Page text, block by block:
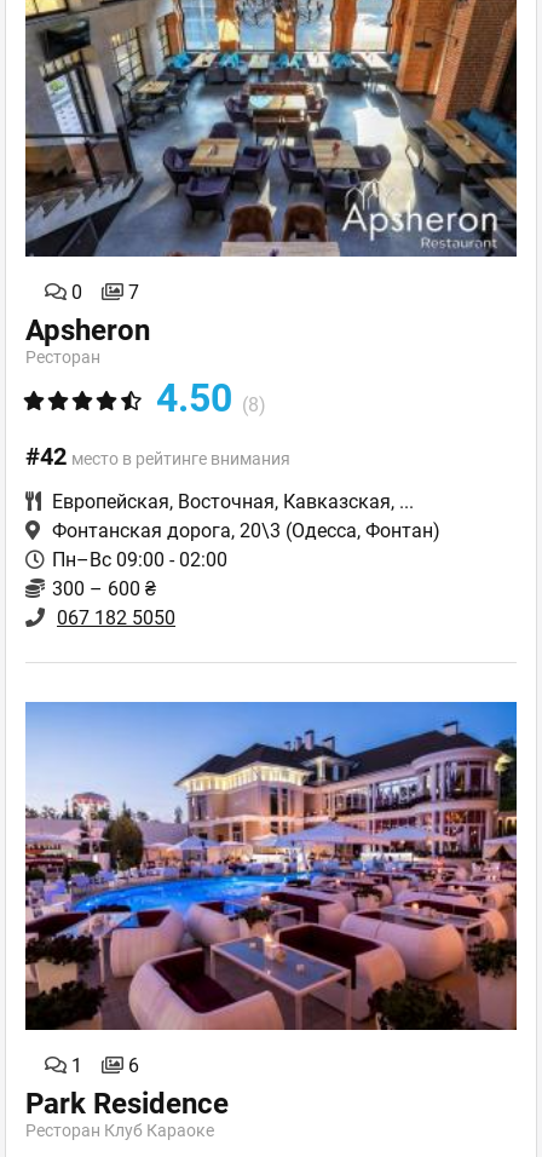
0 7
Apsheron
Ресторан
4.50 (8)
#42 место в рейтинге внимания
Европейская, Восточная, Кавказская, ...
Фонтанская дорога, 20\3 (Одесса, Фонтан)
Пн–Вс 09:00 - 02:00
300 – 600 ₴
067 182 5050
1 6
Park Residence
Ресторан Клуб Караоке